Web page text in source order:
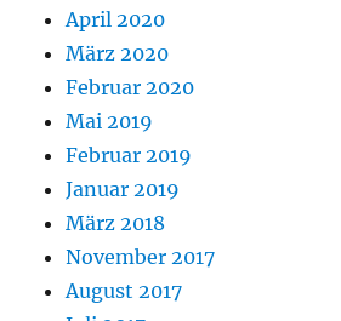
April 2020
März 2020
Februar 2020
Mai 2019
Februar 2019
Januar 2019
März 2018
November 2017
August 2017